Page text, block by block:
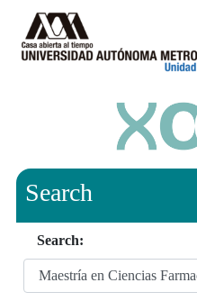
Search
Search: